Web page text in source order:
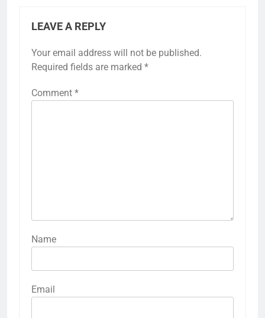
LEAVE A REPLY
Your email address will not be published.
Required fields are marked *
Comment *
Name
Email